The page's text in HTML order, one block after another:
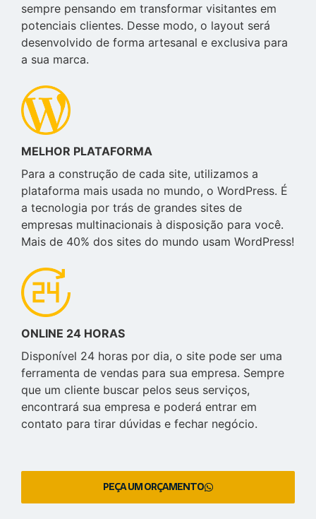
sempre pensando em transformar visitantes em
potenciais clientes. Desse modo, o layout será
desenvolvido de forma artesanal e exclusiva para
a sua marca.
MELHOR PLATAFORMA
Para a construção de cada site, utilizamos a
plataforma mais usada no mundo, o WordPress. É
a tecnologia por trás de grandes sites de
empresas multinacionais à disposição para você.
Mais de 40% dos sites do mundo usam WordPress!
ONLINE 24 HORAS
Disponível 24 horas por dia, o site pode ser uma
ferramenta de vendas para sua empresa. Sempre
que um cliente buscar pelos seus serviços,
encontrará sua empresa e poderá entrar em
contato para tirar dúvidas e fechar negócio.
PEÇA UM ORÇAMENTO